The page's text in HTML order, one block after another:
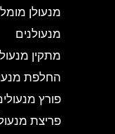
מנעולן מומלץ
מנעולנים
מתקין מנעולים
החלפת מנעולים
פורץ מנעולים
פריצת מנעולים